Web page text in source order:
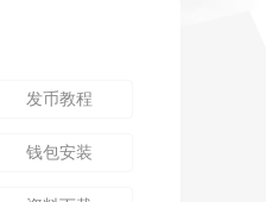
发币教程
钱包安装